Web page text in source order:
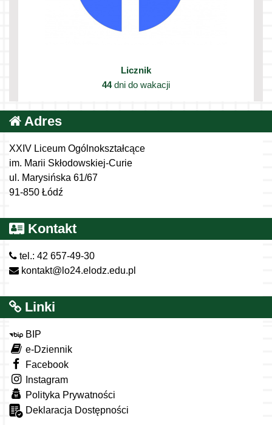
Licznik
44dni do wakacji
Adres
XXIV Liceum Ogólnokształcące
im. Marii Skłodowskiej-Curie
ul. Marysińska 61/67
91-850 Łódź
Kontakt
tel.: 42 657-49-30
kontakt@lo24.elodz.edu.pl
Linki
BIP
e-Dziennik
Facebook
Instagram
Polityka Prywatności
Deklaracja Dostępności